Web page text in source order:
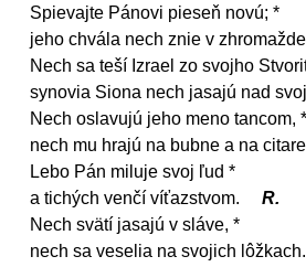
Spievajte Pánovi pieseň novú; *
jeho chvála nech znie v
Nech sa teší Izrael zo svojho
synovia Siona nech jasajú nad
Nech oslavujú jeho meno tancom, *
nech mu hrajú na bubne a na
Lebo Pán miluje svoj ľud *
a tichých venčí víťazstvom.
R.
Nech svätí jasajú v sláve, *
nech sa veselia na svojich lôžkach.